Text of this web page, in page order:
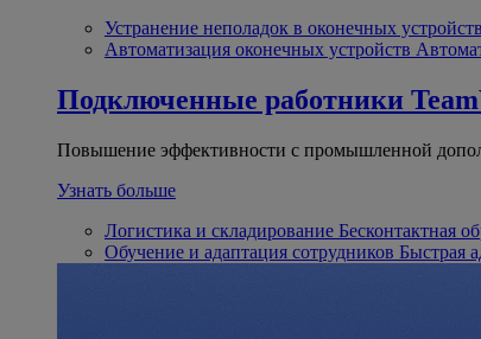
Устранение неполадок в оконечных
Автоматизация оконечных устройств
Подключенные работники
Повышение эффективности с промышленной
Узнать больше
Логистика и складирование Бесконтактная
Обучение и адаптация сотрудников Быстрая